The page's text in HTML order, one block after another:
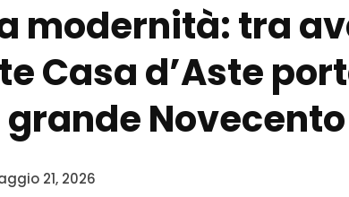
modernità: tra
Casa d’Aste
Novecento
21, 2026